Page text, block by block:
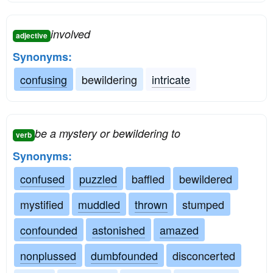
adjective involved
Synonyms:
confusing
bewildering intricate
verb be a mystery or bewildering to
Synonyms:
confused
puzzled baffled
bewildered
mystified
muddled thrown
stumped
confounded
astonished
amazed
nonplussed
dumbfounded disconcerted